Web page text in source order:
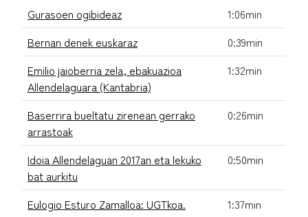
Gurasoen ogibideaz
1:06min
Bernan denek euskaraz
0:39min
Emilio jaioberria zela, ebakuazioa
Allendelaguara (Kantabria)
1:32min
Baserrira bueltatu zirenean gerrako
arrastoak
0:26min
Idoia Allendelaguan 2017an eta lekuko
bat aurkitu
0:50min
Eulogio Esturo Zamalloa: UGTkoa.
1:37min